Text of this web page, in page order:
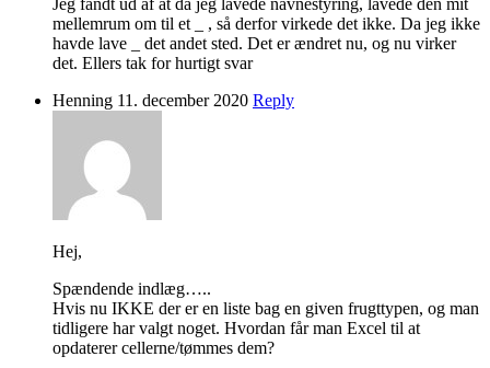
Jeg fandt ud af at da jeg lavede navnestyring, lavede den mit
mellemrum om til et _ , så derfor virkede det ikke. Da jeg ikke
havde lave _ det andet sted. Det er ændret nu, og nu virker
det. Ellers tak for hurtigt svar
Henning 11. december 2020 Reply
Hej,
Spændende indlæg…..
Hvis nu IKKE der er en liste bag en given frugttypen, og man
tidligere har valgt noget. Hvordan får man Excel til at
opdaterer cellerne/tømmes dem?